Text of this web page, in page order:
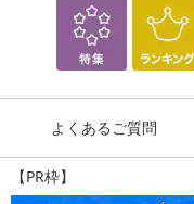
よくあるご質問
【PR枠】